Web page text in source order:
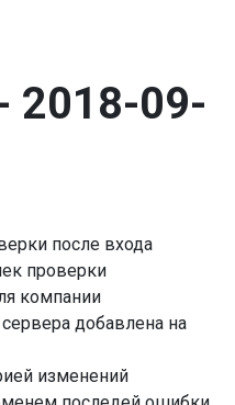
2018-09-
после входа
проверки
компании
добавлена на
изменений